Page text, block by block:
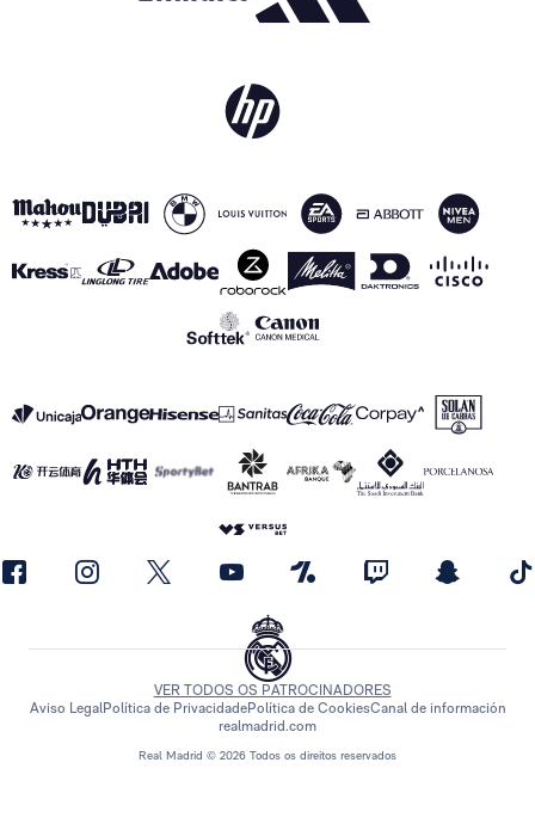
Real Madrid © 2026 Todos os direitos reservados
VER TODOS OS PATROCINADORES
Aviso LegalPolítica de PrivacidadePolítica de CookiesCanal de información
realmadrid.com